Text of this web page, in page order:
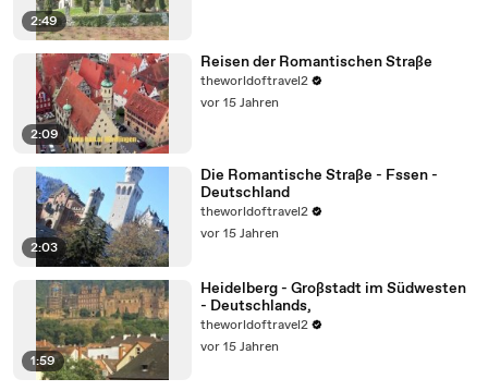
2:49
2:09
Reisen der Romantischen Straße
theworldoftravel2
vor 15 Jahren
2:03
Die Romantische Straße - Fssen -
Deutschland
theworldoftravel2
vor 15 Jahren
1:59
Heidelberg - Großstadt im Südwesten
- Deutschlands,
theworldoftravel2
vor 15 Jahren